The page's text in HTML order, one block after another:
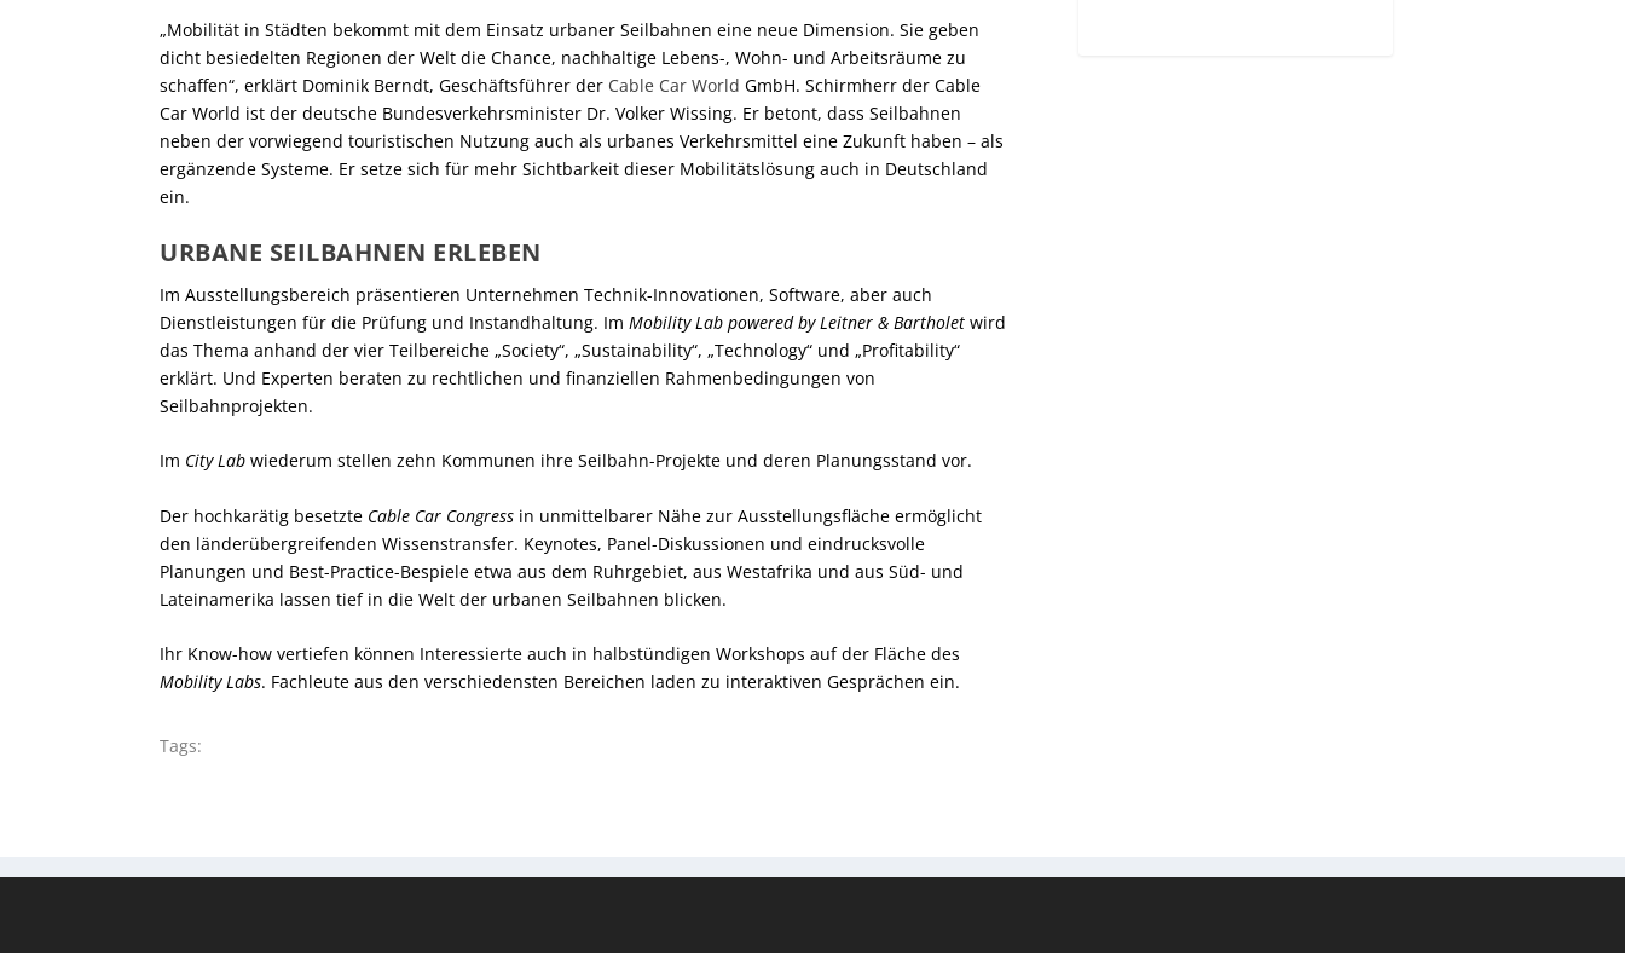
„Mobilität in Städten bekommt mit dem Einsatz urbaner Seilbahnen eine neue Dimension. Sie geben
dicht besiedelten Regionen der Welt die Chance, nachhaltige Lebens-, Wohn- und Arbeitsräume zu
schaffen“, erklärt Dominik Berndt, Geschäftsführer der Cable Car World GmbH. Schirmherr der Cable
Car World ist der deutsche Bundesverkehrsminister Dr. Volker Wissing. Er betont, dass Seilbahnen
neben der vorwiegend touristischen Nutzung auch als urbanes Verkehrsmittel eine Zukunft haben – als
ergänzende Systeme. Er setze sich für mehr Sichtbarkeit dieser Mobilitätslösung auch in Deutschland
ein.
URBANE SEILBAHNEN ERLEBEN
Im Ausstellungsbereich präsentieren Unternehmen Technik-Innovationen, Software, aber auch
Dienstleistungen für die Prüfung und Instandhaltung. Im Mobility Lab powered by Leitner & Bartholet wird
das Thema anhand der vier Teilbereiche „Society“, „Sustainability“, „Technology“ und „Profitability“
erklärt. Und Experten beraten zu rechtlichen und finanziellen Rahmenbedingungen von
Seilbahnprojekten.
Im City Lab wiederum stellen zehn Kommunen ihre Seilbahn-Projekte und deren Planungsstand vor.
Der hochkarätig besetzte Cable Car Congress in unmittelbarer Nähe zur Ausstellungsfläche ermöglicht
den länderübergreifenden Wissenstransfer. Keynotes, Panel-Diskussionen und eindrucksvolle
Planungen und Best-Practice-Bespiele etwa aus dem Ruhrgebiet, aus Westafrika und aus Süd- und
Lateinamerika lassen tief in die Welt der urbanen Seilbahnen blicken.
Ihr Know-how vertiefen können Interessierte auch in halbstündigen Workshops auf der Fläche des
Mobility Labs. Fachleute aus den verschiedensten Bereichen laden zu interaktiven Gesprächen ein.
Tags: